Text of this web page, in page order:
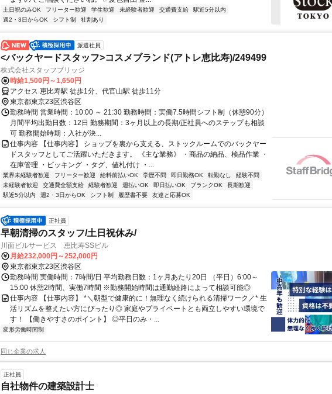
土日祝のみOK フリーター歓迎 学生歓迎 未経験者歓迎 交通費支給
駅近5分以内
週2・3日からOK
シフト制 社割あり
派遣社員
<バックヤードスタッフ>コスメブランド(アトレ恵比寿)/249499
株式会社スタッフブリッジ
時給1,500円～1,650円
アクセス 恵比寿駅 徒歩1分、代官山駅 徒歩11分
東京都東京23区渋谷区
勤務時間 営業時間：10:00 ～ 21:30 勤務時間：実働7.5時間シフト制（休憩90分）
月間平均出勤日数：12日 勤務期間：3ヶ月以上の長期/正社員へのステップも相談
可 勤務開始時期：入社が決...
仕事内容 【仕事内容】 ショップを裏から支える、ストックルームでのバックヤー
ドスタッフとしてご活躍いただきます。 《主な業務》 ・商品の納品、検品作業 ・
在庫管理 ・ピッキング ・タグ、値札付け ・...
業界未経験者歓迎 フリーター歓迎 給料前払いOK 学歴不問 即日勤務OK 転勤なし
経験不問
未経験者歓迎
交通費全額支給 経験者歓迎 週払いOK 即日払いOK ブランクOK
長期歓迎
駅近5分以内
週2・3日からOK シフト制 履歴書不要 友達と応募OK
正社員
早朝清掃のスタッフ/土日祝休み/
川面ビルサービス 恵比寿SSビル
月給232,000円～252,000円
東京都東京23区渋谷区
勤務時間 実働時間：7時間/日 平均勤務日数：1ヶ月あたり20日 （平日）6:00～
15:00 休憩2時間、実働7時間 ※勤務開始時間は通勤経路によって相談可能◎
仕事内容 【仕事内容】 *＼朝型で健康的に！無理なく続けられる清掃ワーク／* 生
活リズムを整えたい方にぴったり◎ 家庭やプライベートとも両立しやすい環境で
す！ 【働きやすさのポイント】 ◎平日のみ・...
変形労働時間制
同じ企業の求人
正社員
自社物件の建築設計士